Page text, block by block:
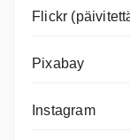
Flickr
Pixabay
Instagram